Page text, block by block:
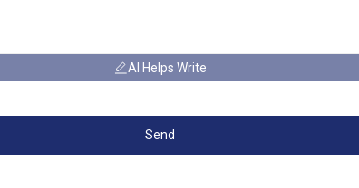
AI Helps Write
Send